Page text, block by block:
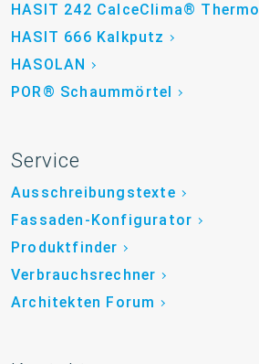
HASIT 242 CalceClima® Thermo
HASIT 666 Kalkputz
HASOLAN
POR® Schaummörtel
Service
Ausschreibungstexte
Fassaden-Konfigurator
Produktfinder
Verbrauchsrechner
Architekten Forum